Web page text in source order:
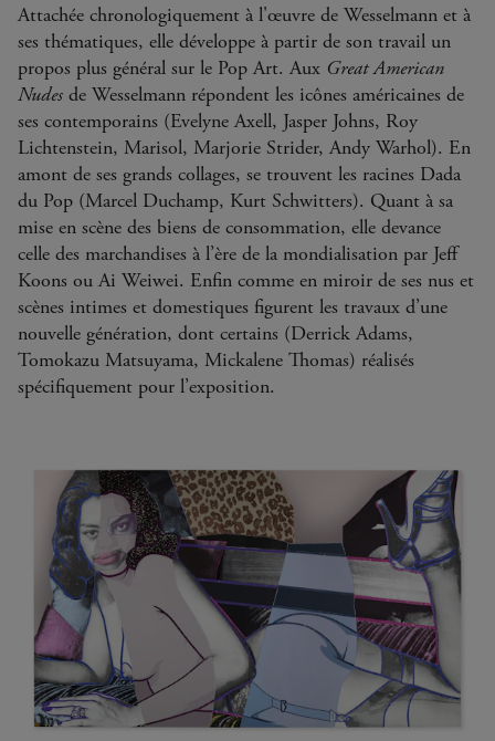
Attachée chronologiquement à l'œuvre de Wesselmann et à
ses thématiques, elle développe à partir de son travail un
propos plus général sur le Pop Art. Aux Great American
Nudes de Wesselmann répondent les icônes américaines de
ses contemporains (Evelyne Axell, Jasper Johns, Roy
Lichtenstein, Marisol, Marjorie Strider, Andy Warhol). En
amont de ses grands collages, se trouvent les racines Dada
du Pop (Marcel Duchamp, Kurt Schwitters). Quant à sa
mise en scène des biens de consommation, elle devance
celle des marchandises à l’ère de la mondialisation par Jeff
Koons ou Ai Weiwei. Enfin comme en miroir de ses nus et
scènes intimes et domestiques figurent les travaux d’une
nouvelle génération, dont certains (Derrick Adams,
Tomokazu Matsuyama, Mickalene Thomas) réalisés
spécifiquement pour l’exposition.